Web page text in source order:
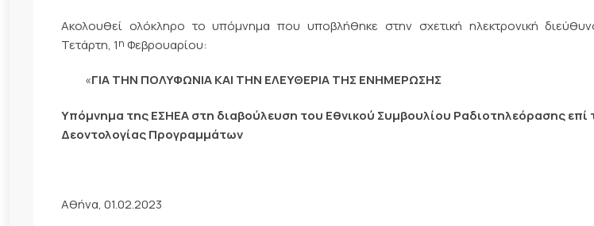
Ακολουθεί ολόκληρο το υπόμνημα που υποβλήθηκε στην σχετική ηλεκτρονική
Τετάρτη, 1η Φεβρουαρίου:
«ΓΙΑ ΤΗΝ ΠΟΛΥΦΩΝΙΑ ΚΑΙ ΤΗΝ ΕΛΕΥΘΕΡΙΑ ΤΗΣ ΕΝΗΜΕΡΩΣΗΣ
Υπόμνημα της ΕΣΗΕΑ στη διαβούλευση του Εθνικού Συμβουλίου Ραδιοτηλεόρασης επί
Δεοντολογίας Προγραμμάτων
Αθήνα, 01.02.2023